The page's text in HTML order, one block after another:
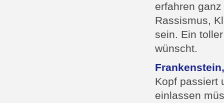
erfahren
Rassismus,
sein. Ein
wünscht.
Kopf passiert
einlassen